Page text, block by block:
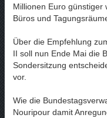
Millionen Euro günstiger
Büros und
Über die Empfehlung
II soll nun Ende Mai die
Sondersitzung
vor.
Wie die
Nouripour damit